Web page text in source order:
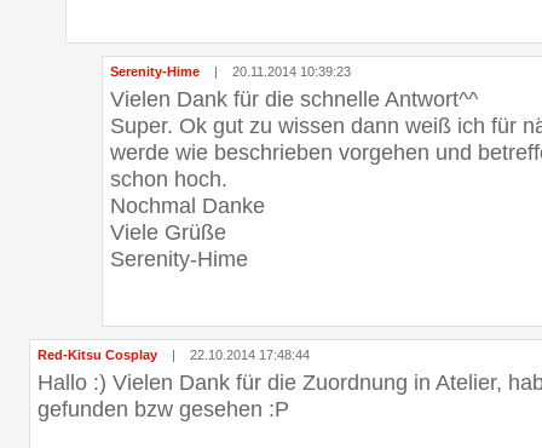
Serenity-Hime | 20.11.2014 10:39:23
Vielen Dank für die schnelle Antwort^^
Super. Ok gut zu wissen dann weiß ich für
werde wie beschrieben vorgehen und
schon hoch.
Nochmal Danke
Viele Grüße
Serenity-Hime
Red-Kitsu Cosplay | 22.10.2014 17:48:44
Hallo :) Vielen Dank für die Zuordnung in Atelier,
gefunden bzw gesehen :P